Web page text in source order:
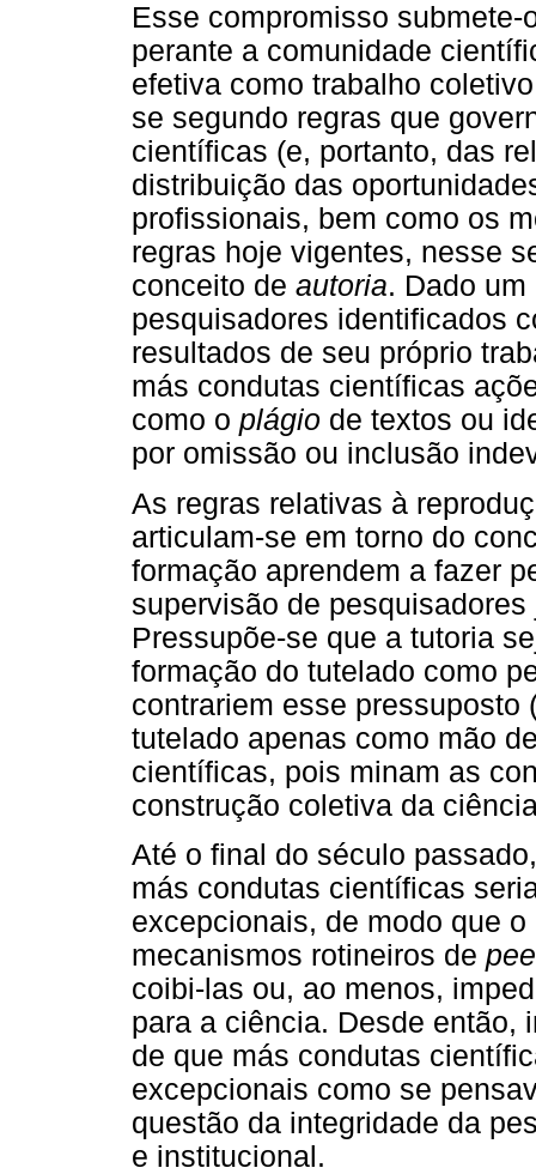
Esse compromisso
perante a comunidade
efetiva como trabalho
se segundo regras que
científicas (e, portanto, das
distribuição das
profissionais, bem como os
regras hoje vigentes, nesse
conceito de autoria. Dado
pesquisadores identificados
resultados de seu próprio
más condutas científicas
como o plágio de textos ou
por omissão ou inclusão
As regras relativas à
articulam-se em torno do
formação aprendem a fazer
supervisão de
Pressupõe-se que a tutoria
formação do tutelado como
contrariem esse
tutelado apenas como mão
científicas, pois minam as
construção coletiva da
Até o final do século
más condutas científicas
excepcionais, de modo que
mecanismos rotineiros de
coibi-las ou, ao menos,
para a ciência. Desde então,
de que más condutas
excepcionais como se
questão da integridade da
e institucional.